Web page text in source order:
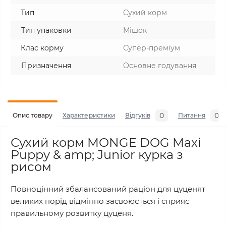
Тип
Сухий корм
Тип упаковки
Мішок
Клас корму
Супер-преміум
Призначення
Основне годування
Опис товару Характеристики Відгуків 0 Питання 0
Сухий корм MONGE DOG Maxi
Puppy & amp; Junior курка з
рисом
Повноцінний збалансований раціон для цуценят
великих порід відмінно засвоюється і сприяє
правильному розвитку цуценя.